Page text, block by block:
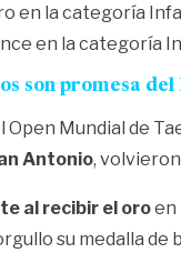
en la categoría
en la categoría
son promesa del
Open Mundial de
Antonio,
al recibir el oroen
su medalla